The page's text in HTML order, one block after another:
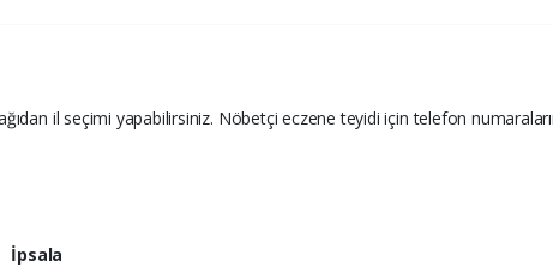
il seçimi yapabilirsiniz. Nöbetçi eczene teyidi için telefon
İpsala